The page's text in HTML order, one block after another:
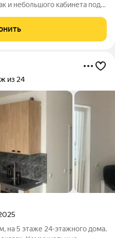
и небольшого кабинета под
из 24
на 5 этаже 24-этажного дома.